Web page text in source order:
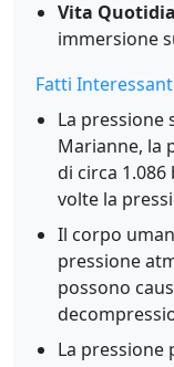
Vita
immersione
Fatti
La pressione
Marianne, la
di circa 1.086
volte la
Il corpo
pressione
possono
La pressione